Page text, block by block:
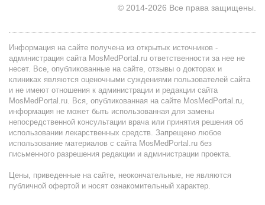
© 2014-2026 Все права защищены.
Информация на сайте получена из открытых источников -
администрация сайта MosMedPortal.ru ответственности за нее не
несет. Все, опубликованные на сайте, отзывы о докторах и
клиниках являются оценочными суждениями пользователей сайта
и не имеют отношения к администрации и редакции сайта
MosMedPortal.ru. Вся, опубликованная на сайте MosMedPortal.ru,
информация не может быть использованная для замены
непосредственной консультации врача или принятия решения об
использовании лекарственных средств. Запрещено любое
использование материалов с сайта MosMedPortal.ru без
письменного разрешения редакции и администрации проекта.
Цены, приведенные на сайте, неокончательные, не являются
публичной офертой и носят ознакомительный характер.